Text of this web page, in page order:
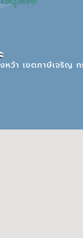
หว้า เขตภาษีเจริญ ก